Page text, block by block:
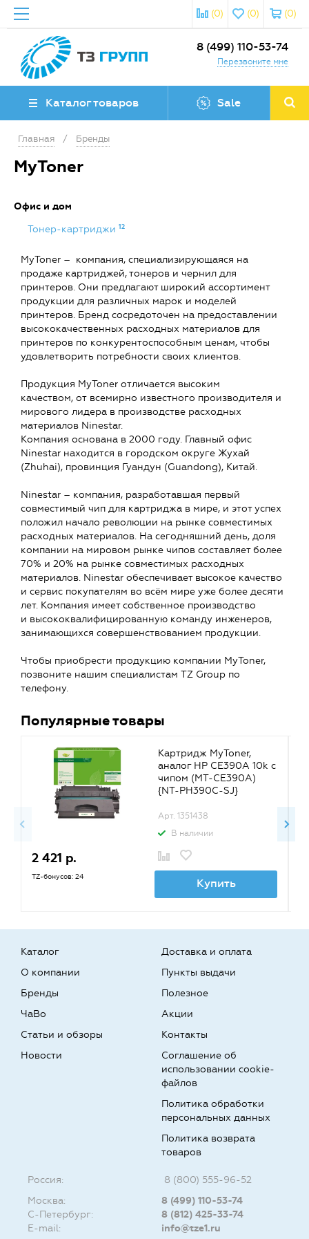
(0)
(0)
(0)
8 (499) 110-53-74
Перезвоните мне
Каталог товаров Sale
Главная / Бренды
MyToner
Офис и дом
Тонер-картриджи 12
MyToner – компания, специализирующаяся на
продаже картриджей, тонеров и чернил для
принтеров. Они предлагают широкий ассортимент
продукции для различных марок и моделей
принтеров. Бренд сосредоточен на предоставлении
высококачественных расходных материалов для
принтеров по конкурентоспособным ценам, чтобы
удовлетворить потребности своих клиентов.
Продукция MyToner отличается высоким
качеством, от всемирно известного производителя и
мирового лидера в производстве расходных
материалов Ninestar.
Компания основана в 2000 году. Главный офис
Ninestar находится в городском округе Жухай
(Zhuhai), провинция Гуандун (Guandong), Китай.
Ninestar – компания, разработавшая первый
совместимый чип для картриджа в мире, и этот успех
положил начало революции на рынке совместимых
расходных материалов. На сегодняшний день, доля
компании на мировом рынке чипов составляет более
70% и 20% на рынке совместимых расходных
материалов. Ninestar обеспечивает высокое качество
и сервис покупателям во всём мире уже более десяти
лет. Компания имеет собственное производство
и высококвалифицированную команду инженеров,
занимающихся совершенствованием продукции.
Чтобы приобрести продукцию компании MyToner,
позвоните нашим специалистам TZ Group по
телефону.
Популярные товары
Картридж MyToner,
аналог HP CE390A 10k с
чипом (MT-CE390A)
{NT-PH390C-SJ}
Арт. 1351438
В наличии
2 421 р.
TZ-бонусов: 24 Купить
Каталог
О компании
Бренды
Доставка и оплата
Пункты выдачи
Полезное
ЧаВо
Статьи и обзоры
Новости
Акции
Контакты
Соглашение об
использовании cookie-
файлов
Политика обработки
персональных данных
Политика возврата
товаров
Россия:
8 (800) 555-96-52
Москва:
8 (499) 110-53-74
С-Петербург:
8 (812) 425-33-74
E-mail:
info@tze1.ru